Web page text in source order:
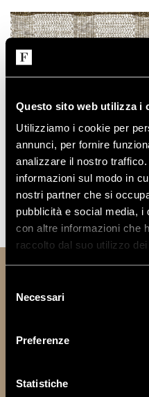
Questo sito web utilizza i
Utilizziamo i cookie per
annunci, per fornire
analizzare il nostro
informazioni sul modo in
nostri partner che si
pubblicità e social media, i
con altre informazioni che
raccolto dal suo utilizzo
delNecessari
Preferenze
Statistiche
WALLPAPER TYPE B
The colour samples are to be
not possible to guarantee a
original. They are not to be
case of order please refer to
depends on the video system
device.
Keep update with Vittoria